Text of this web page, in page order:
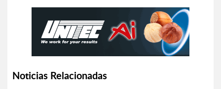
Noticias Relacionadas